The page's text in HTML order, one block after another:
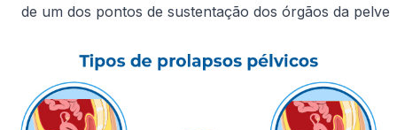
de um dos pontos de sustentação dos órgãos da pelve